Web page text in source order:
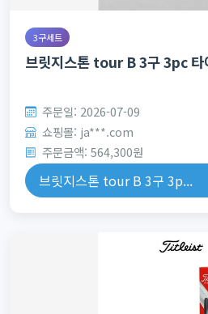
3구세트
브릿지
주문일: 2026-07-09
쇼핑몰: ja***.com
주문금액: 564,300원
브릿지스톤 tour B 3구 3p...